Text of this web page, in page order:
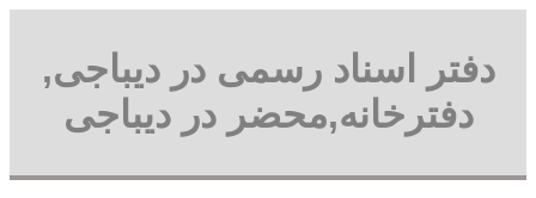
دفتر اسناد رسمی در دیباجی,
دفترخانه,محضر در دیباجی